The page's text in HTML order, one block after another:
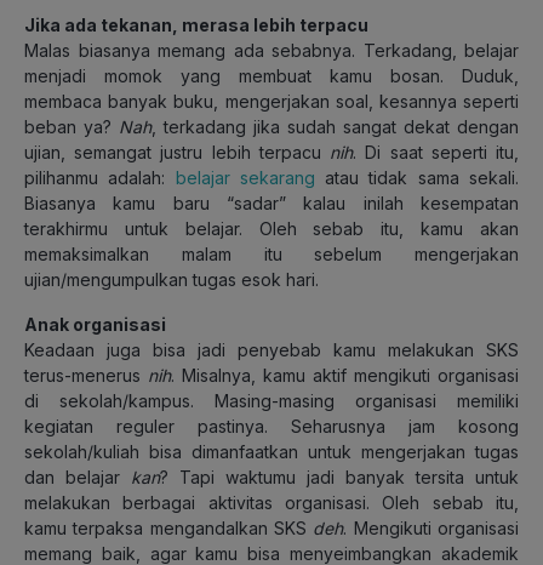
Jika ada tekanan, merasa lebih terpacu
Malas biasanya memang ada sebabnya. Terkadang, belajar
menjadi momok yang membuat kamu bosan. Duduk,
membaca banyak buku, mengerjakan soal, kesannya seperti
beban ya? Nah, terkadang jika sudah sangat dekat dengan
ujian, semangat justru lebih terpacu nih. Di saat seperti itu,
pilihanmu adalah: belajar sekarang atau tidak sama sekali.
Biasanya kamu baru “sadar” kalau inilah kesempatan
terakhirmu untuk belajar. Oleh sebab itu, kamu akan
memaksimalkan malam itu sebelum mengerjakan
ujian/mengumpulkan tugas esok hari.
Anak organisasi
Keadaan juga bisa jadi penyebab kamu melakukan SKS
terus-menerus nih. Misalnya, kamu aktif mengikuti organisasi
di sekolah/kampus. Masing-masing organisasi memiliki
kegiatan reguler pastinya. Seharusnya jam kosong
sekolah/kuliah bisa dimanfaatkan untuk mengerjakan tugas
dan belajar kan? Tapi waktumu jadi banyak tersita untuk
melakukan berbagai aktivitas organisasi. Oleh sebab itu,
kamu terpaksa mengandalkan SKS deh. Mengikuti organisasi
memang baik, agar kamu bisa menyeimbangkan akademik